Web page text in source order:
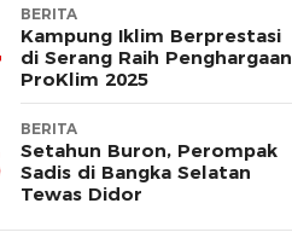
BERITA
Kampung Iklim Berprestasi
di Serang Raih Penghargaan
ProKlim 2025
BERITA
Setahun Buron, Perompak
Sadis di Bangka Selatan
Tewas Didor